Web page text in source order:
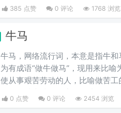
385 点赞 0 评论 1768 浏览
牛马
牛马，网络流行词，本意是指牛
为有成语“做牛做马”，现用来比喻
使从事艰苦劳动的人，比喻做苦工
用的人越来越多，这个梗从最开始
味，慢慢演变成了调侃，现在很多
0 点赞 0 评论 2454 浏览